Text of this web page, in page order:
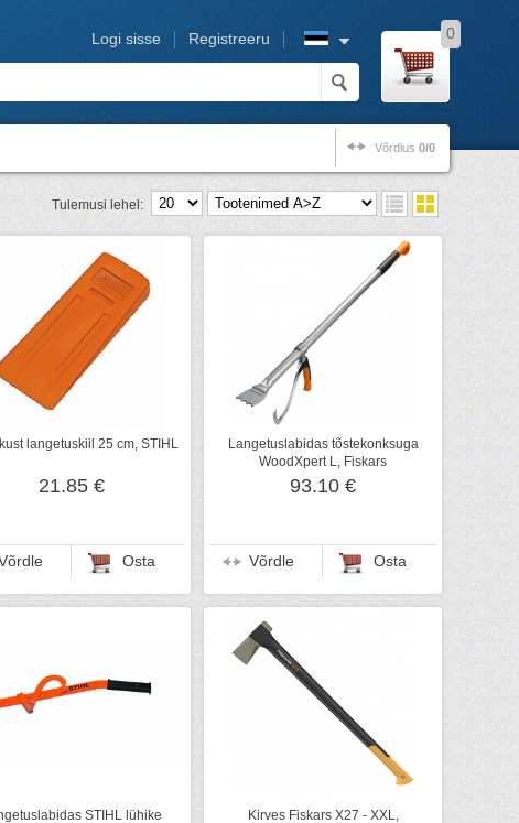
Registreeru
Logi sisse 0
Võrdlus 0/0
Tulemusi lehel:
langetuskiil 25 cm, STIHL
21.85 €
Osta
Langetuslabidas tõstekonksuga
WoodXpert L, Fiskars
93.10 €
Võrdle Osta
STIHL lühike
Kirves Fiskars X27 - XXL,